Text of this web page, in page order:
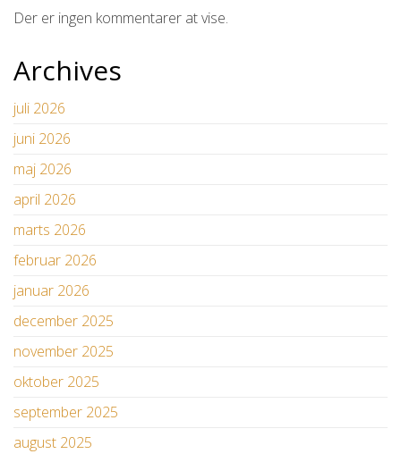
Der er ingen kommentarer at vise.
Archives
juli 2026
juni 2026
maj 2026
april 2026
marts 2026
februar 2026
januar 2026
december 2025
november 2025
oktober 2025
september 2025
august 2025